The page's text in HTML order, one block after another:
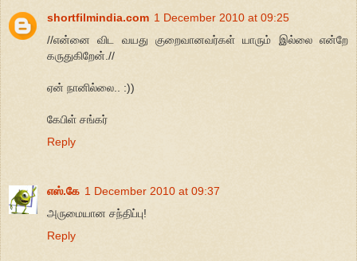
shortfilmindia.com 1 December 2010 at 09:25
//என்னை விட வயது குறைவானவர்கள் யாரும் இல்லை என்றே
கருதுகிறேன்.//
ஏன் நானில்லை.. :))
கேபிள் சங்கர்
Reply
எஸ்.கே 1 December 2010 at 09:37
அருமையான சந்திப்பு!
Reply